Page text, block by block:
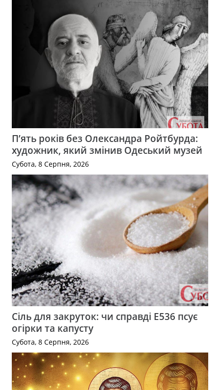
П’ять років без Олександра Ройтбурда:
художник, який змінив Одеський музей
Субота, 8 Серпня, 2026
Сіль для закруток: чи справді Е536 псує
огірки та капусту
Субота, 8 Серпня, 2026